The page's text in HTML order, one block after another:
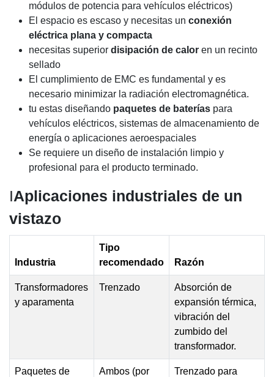
módulos de potencia para vehículos eléctricos)
El espacio es escaso y necesitas un conexión
eléctrica plana y compacta
necesitas superior disipación de calor en un recinto
sellado
El cumplimiento de EMC es fundamental y es
necesario minimizar la radiación electromagnética.
tu estas diseñando paquetes de baterías para
vehículos eléctricos, sistemas de almacenamiento de
energía o aplicaciones aeroespaciales
Se requiere un diseño de instalación limpio y
profesional para el producto terminado.
IAplicaciones industriales de un
vistazo
Industria
Tipo
recomendado
Razón
Transformadores
y aparamenta
Trenzado
Absorción de
expansión térmica,
vibración del
zumbido del
transformador.
Paquetes de
Ambos (por
Trenzado para